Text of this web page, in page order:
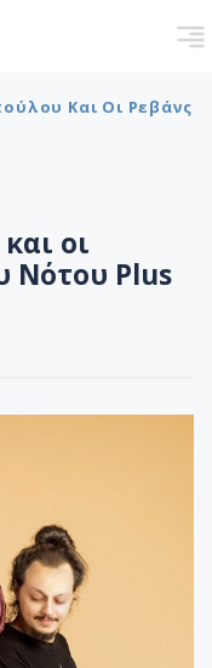
Και Οι Ρεβάνς
οι
Νότου Plus